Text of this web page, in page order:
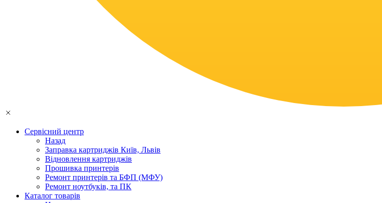
Сервісний центр
Назад
Заправка картриджів Київ, Львів
Відновлення картриджів
Прошивка принтерів
Ремонт принтерів та БФП (МФУ)
Ремонт ноутбуків, та ПК
Каталог товарів